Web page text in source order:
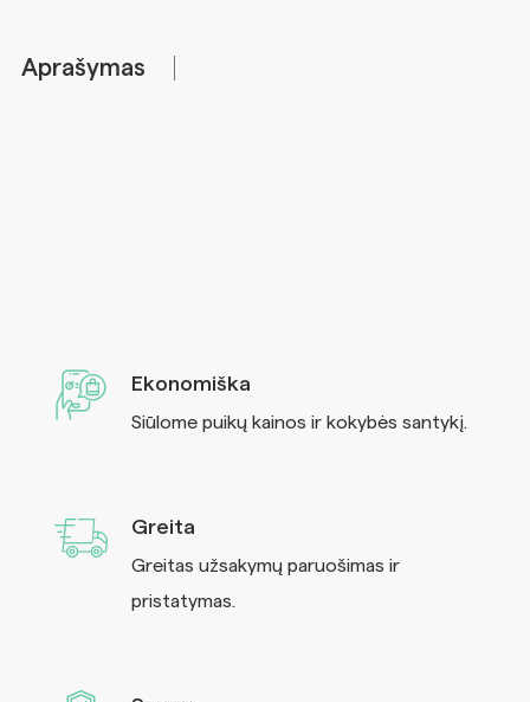
Aprašymas
Ekonomiška
Siūlome puikų kainos ir kokybės santykį.
Greita
Greitas užsakymų paruošimas ir
pristatymas.